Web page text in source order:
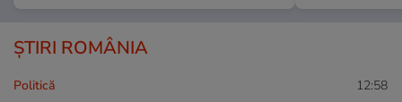
ȘTIRI ROMÂNIA
Politică 12:58